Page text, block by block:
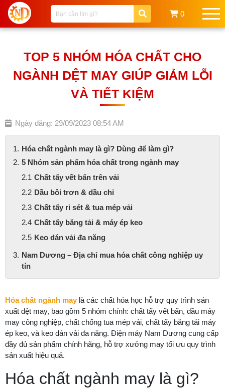
0
TOP 5 NHÓM HÓA CHẤT CHO
NGÀNH DỆT MAY GIÚP GIẢM LỖI
VÀ TIẾT KIỆM
Ngày đăng: 29/09/2023 08:54 AM
Hóa chất ngành may là gì? Dùng để làm gì?
5 Nhóm sản phẩm hóa chất trong ngành may
Chất tẩy vết bẩn trên vải
Dầu bôi trơn & dầu chỉ
Chất tẩy rỉ sét & tua mép vải
Chất tẩy băng tải & máy ép keo
Keo dán vải đa năng
Nam Dương – Địa chỉ mua hóa chất công nghiệp uy
tín
Hóa chất ngành may là các chất hóa học hỗ trợ quy trình sản
xuất dệt may, bao gồm 5 nhóm chính: chất tẩy vết bẩn, dầu máy
may công nghiệp, chất chống tua mép vải, chất tẩy băng tải máy
ép keo, và keo dán vải đa năng. Điện máy Nam Dương cung cấp
đầy đủ sản phẩm chính hãng, hỗ trợ xưởng may tối ưu quy trình
sản xuất hiệu quả.
Hóa chất ngành may là gì?